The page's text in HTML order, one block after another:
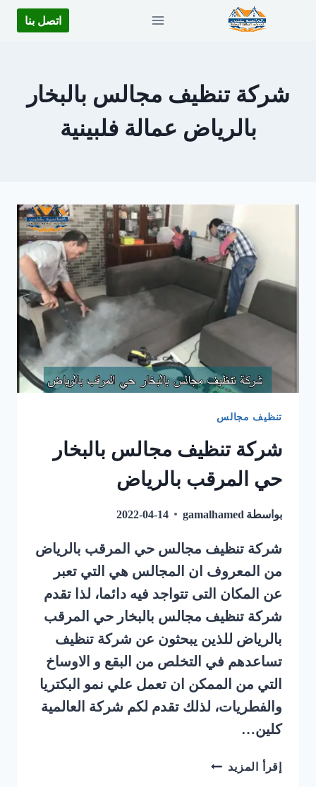
اتصل بنا
شركة تنظيف مجالس بالبخار
بالرياض عمالة فلبينية
تنظيف مجالس
شركة تنظيف مجالس بالبخار
حي المرقب بالرياض
بواسطة gamalhamed
2022-04-14
شركة تنظيف مجالس حي المرقب بالرياض
من المعروف ان المجالس هي التي تعبر
عن المكان التى تتواجد فيه دائما، لذا تقدم
شركة تنظيف مجالس بالبخار حي المرقب
بالرياض للذين يبحثون عن شركة تنظيف
تساعدهم في التخلص من البقع و الاوساخ
التي من الممكن ان تعمل علي نمو البكتريا
والفطريات، لذلك تقدم لكم شركة العالمية
كلين…
إقرأ المزيد شركة